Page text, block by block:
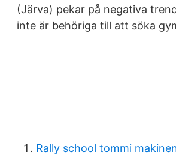
(Järva) pekar på negativa
inte är behöriga till att söka
Rally school tommi